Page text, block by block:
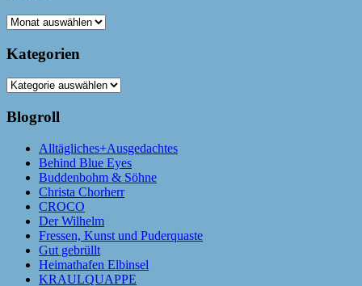
Archiv
Kategorien
Kategorien
Blogroll
Alltägliches+Ausgedachtes
Behind Blue Eyes
Buddenbohm & Söhne
Christa Chorherr
CROCO
Der Wilhelm
Fressen, Kunst und Puderquaste
Gut gebrüllt
Heimathafen Elbinsel
KRAULQUAPPE